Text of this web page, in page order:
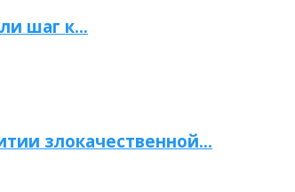
шаг к…
злокачественной…